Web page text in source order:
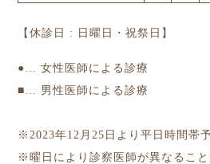
【休診日 : 日曜日・祝祭日】
●… 女性医師による診療
■… 男性医師による診療
※2023年12月25日より平日時間帯
※曜日により診察医師が異なるこ